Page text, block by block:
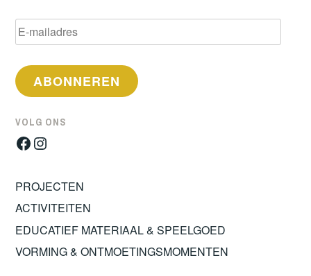
E-
mailadres
ABONNEREN
VOLG ONS
Facebook
Instagram
PROJECTEN
ACTIVITEITEN
EDUCATIEF MATERIAAL & SPEELGOED
VORMING & ONTMOETINGSMOMENTEN